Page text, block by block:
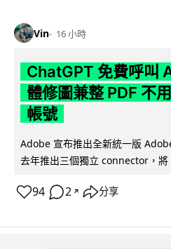
Vin 16 小時
ChatGPT 免費呼叫
體修圖兼整 PDF 不
帳號
Adobe 宣布推出全新統一版
去年推出三個獨立 connector，
94 2 ↗ 分享